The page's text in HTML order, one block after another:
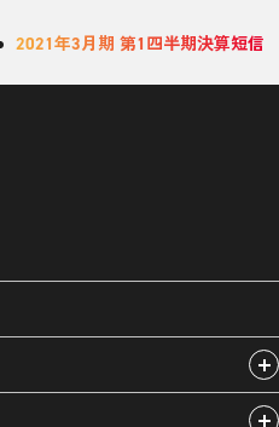
2021年3月期 第1四半期決算短信